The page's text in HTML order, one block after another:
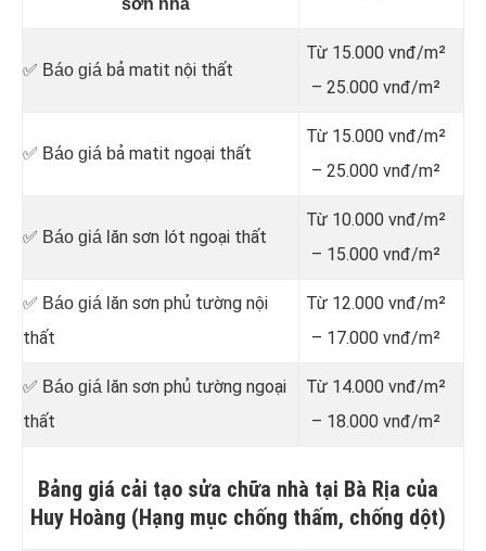
✅ Báo giá bả matit nội thất
Từ 15.000 vnđ/m²
– 25.000 vnđ/m²
✅ Báo giá bả matit ngoại thất
Từ 15.000 vnđ/m²
– 25.000 vnđ/m²
✅ Báo giá l ăn sơn lót ngoại thất
Từ 10.000 vnđ/m²
– 15.000 vnđ/m²
✅ Báo giá l ăn sơn phủ tường nội
thất
Từ 12.000 vnđ/m²
– 17.000 vnđ/m²
✅ Báo giá l ăn sơn phủ tường ngoại
thất
Từ 14.000 vnđ/m²
– 18.000 vnđ/m²
Bảng giá cải tạo sửa chữa nhà tại Bà Rịa của
Huy Hoàng (Hạng mục chống thấm, chống dột)